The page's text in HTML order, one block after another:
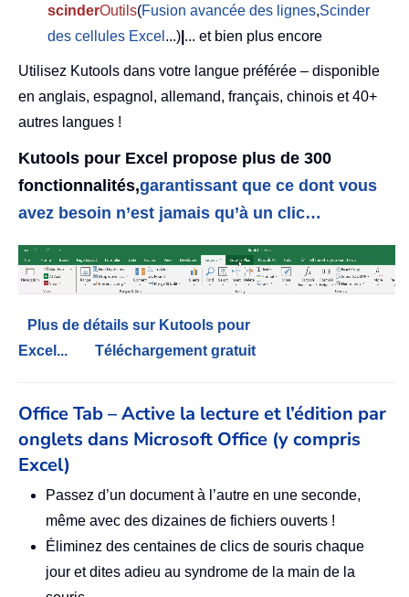
scinderOutils(Fusion avancée des lignes,Scinder
des cellules Excel ...) ... et bien plus encore
Utilisez Kutools dans votre langue préférée – disponible
en anglais, espagnol, allemand, français, chinois et 40+
autres langues !
Kutools pour Excel propose plus de 300
fonctionnalités,garantissant que ce dont vous
avez besoin n’est jamais qu’à un clic…
Plus de détails sur Kutools pour
Excel...
Téléchargement gratuit
Office Tab – Active la lecture et l’édition par
onglets dans Microsoft Office (y compris
Excel)
Passez d’un document à l’autre en une seconde,
même avec des dizaines de fichiers ouverts !
Éliminez des centaines de clics de souris chaque
jour et dites adieu au syndrome de la main de la